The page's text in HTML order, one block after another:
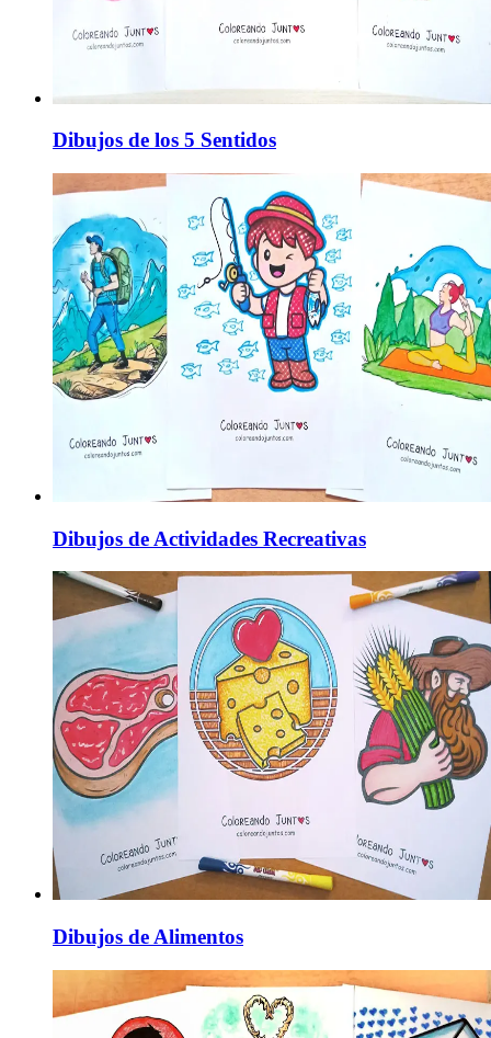
Dibujos de los 5 Sentidos
Dibujos de Actividades Recreativas
Dibujos de Alimentos